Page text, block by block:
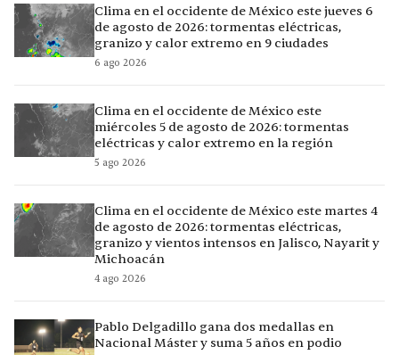
Clima en el occidente de México este jueves 6
de agosto de 2026: tormentas eléctricas,
granizo y calor extremo en 9 ciudades
6 ago 2026
Clima en el occidente de México este
miércoles 5 de agosto de 2026: tormentas
eléctricas y calor extremo en la región
5 ago 2026
Clima en el occidente de México este martes 4
de agosto de 2026: tormentas eléctricas,
granizo y vientos intensos en Jalisco, Nayarit y
Michoacán
4 ago 2026
Pablo Delgadillo gana dos medallas en
Nacional Máster y suma 5 años en podio